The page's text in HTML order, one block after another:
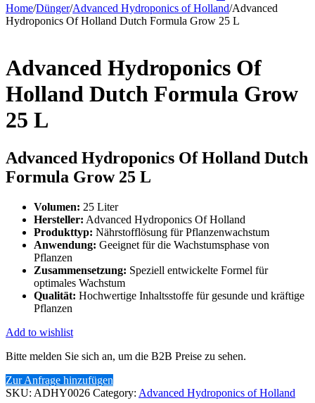
Home/Dünger/Advanced Hydroponics of Holland/Advanced
Hydroponics Of Holland Dutch Formula Grow 25 L
Advanced Hydroponics Of
Holland Dutch Formula Grow
25 L
Advanced Hydroponics Of Holland Dutch
Formula Grow 25 L
Volumen: 25 Liter
Hersteller: Advanced Hydroponics Of Holland
Produkttyp: Nährstofflösung für Pflanzenwachstum
Anwendung: Geeignet für die Wachstumsphase von
Pflanzen
Zusammensetzung: Speziell entwickelte Formel für
optimales Wachstum
Qualität: Hochwertige Inhaltsstoffe für gesunde und kräftige
Pflanzen
Add to wishlist
Bitte melden Sie sich an, um die B2B Preise zu sehen.
Zur Anfrage hinzufügen
SKU: ADHY0026 Category: Advanced Hydroponics of Holland